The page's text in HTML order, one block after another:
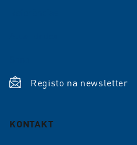
Registo na newsletter
KONTAKT